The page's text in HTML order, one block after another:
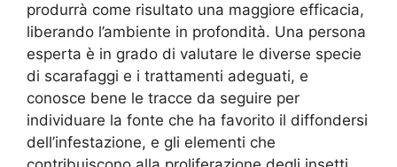
produrrà come risultato una maggiore efficacia,
liberando l’ambiente in profondità. Una persona
esperta è in grado di valutare le diverse specie
di scarafaggi e i trattamenti adeguati, e
conosce bene le tracce da seguire per
individuare la fonte che ha favorito il diffondersi
dell’infestazione, e gli elementi che